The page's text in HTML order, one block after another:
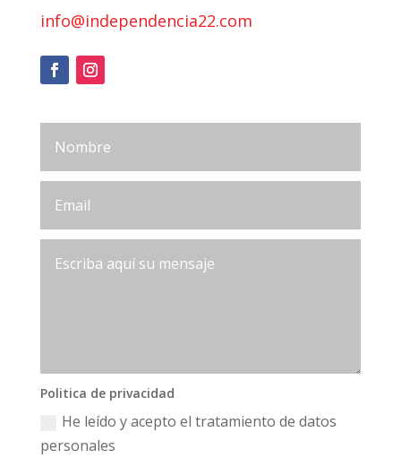
info@independencia22.com
Politica de privacidad
He leído y acepto el tratamiento de datos
personales